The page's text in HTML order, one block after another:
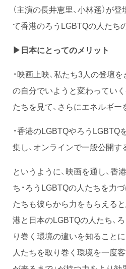
（主演の長井恵里、小林遥）が
て香港のろうLGBTQの人たち
▶︎日本にとってのメリット
・映画上映、私たち3人の登壇
の自分でいようと変わってい
たちを見て、さらにエネルギー
・香港のLGBTQやろうLGBTQ
集し、オンラインで一般公開す
というように、映画を通し、香
ち・ろうLGBTQの人たちを力
たちも彼らから力をもらえる
港と日本のLGBTQの人たち、
り巻く環境の違いを知ること
人たちを取り巻く環境を一度客